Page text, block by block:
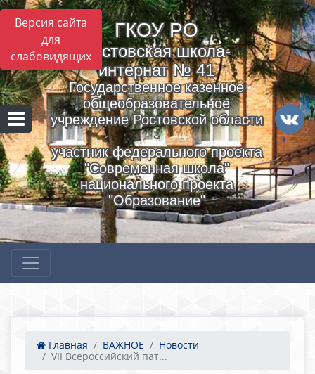
Версия сайта
для
слабовидящих
ГКОУ РO
Ростовская школа-
интернат № 41
Государственное казенное
общеобразовательное
учреждение Ростовской области
-
участник федерального проекта
"Современная школа"
национального проекта
"Образование"
Главная ВАЖНОЕ
Новости
VII Всероссийский пат...